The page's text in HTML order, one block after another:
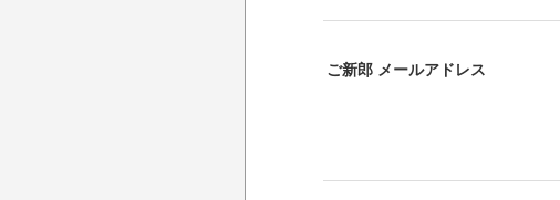
ご新郎 メールアドレス